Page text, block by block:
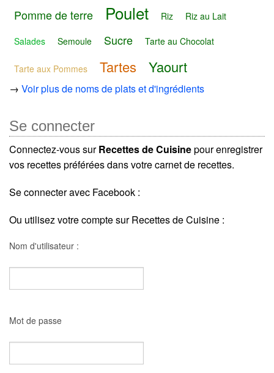
Pomme de terre Poulet Riz Riz au Lait
Salades Semoule Sucre Tarte au Chocolat
Tarte aux Pommes Tartes Yaourt
→ Voir plus de noms de plats et d'ingrédients
Se connecter
Connectez-vous surRecettes de Cuisinepour enregistrer
vos recettes préférées dans votre carnet de recettes.
Se connecter avec Facebook :
Ou utilisez votre compte sur Recettes de Cuisine :
Nom d'utilisateur :
Mot de passe